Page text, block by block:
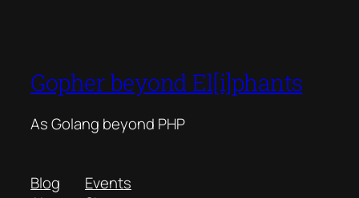
Gopher beyond El[i]phants
As Golang beyond PHP
Blog
Events